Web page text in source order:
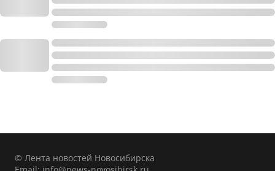
© Лента новостей Новосибирска